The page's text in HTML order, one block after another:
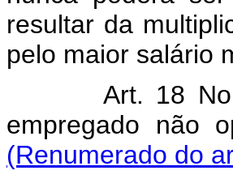
resultar da
pelo maior salário
Art. 18 No
empregado não
(Renumerado do